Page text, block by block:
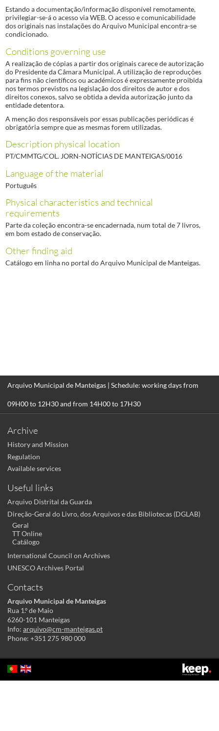
Estando a documentação/informação disponível remotamente,
privilegiar-se-á o acesso via WEB. O acesso e comunicabilidade
dos originais nas instalações do Arquivo Municipal encontra-se
condicionado.
Conditions governing use
A realização de cópias a partir dos originais carece de autorização
do Presidente da Câmara Municipal. A utilização de reproduções
para fins não científicos ou académicos é expressamente proibida
nos termos previstos na legislação dos direitos de autor e dos
direitos conexos, salvo se obtida a devida autorização junto da
entidade detentora.
A menção dos responsáveis por essas publicações periódicas é
obrigatória sempre que as mesmas forem utilizadas.
Description physical location
PT/CMMTG/COL. JORN-NOTÍCIAS DE MANTEIGAS/0016
Language of the material
Português
Physical characteristics and technical
requirements
Parte da coleção encontra-se encadernada, num total de 7 livros,
em bom estado de conservação.
Other finding aid
Catálogo em linha no portal do Arquivo Municipal de Manteigas.
Arquivo Municipal de Manteigas | Schedule: working days from
09H00 to 12H30 and from 14H00 to 17H30
Archive
History and Mission
Regulation
Available services
Useful links
Arquivo Distrital da Guarda
Direção-Geral do Livro, dos Arquivos e das Bibliotecas (DGLAB)
Geral
TT Online
Catálogo
International Council on Archives
UNESCO Archives Portal
Contacts
Arquivo Municipal de Manteigas
Rua 1.º de Maio
6260-101 Manteigas
Info: arquivo@cm-manteigas.pt
Phone: +351 275 980 000